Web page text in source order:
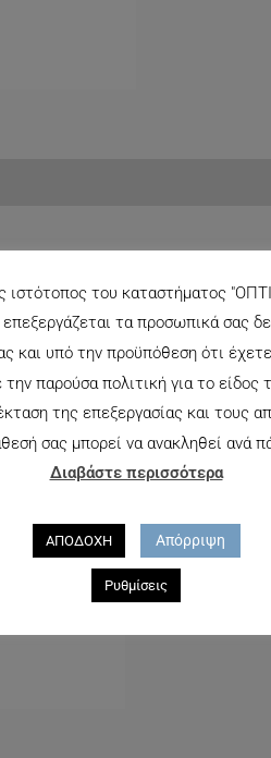
TOMMY
140.00
ιστότοπος του καταστήματος
επεξεργάζεται τα προσωπικά σας
και υπό την προϋπόθεση ότι
παρούσα πολιτική για το είδος
της επεξεργασίας και τους
σας μπορεί να ανακληθεί ανά
Διαβάστε περισσότερα
ΑΠΟΔΟΧΗ Απόρριψη
Ρυθμίσεις